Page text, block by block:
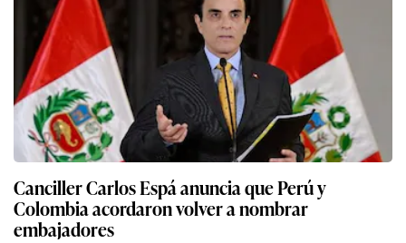
Canciller Carlos Espá anuncia que Perú y
Colombia acordaron volver a nombrar
embajadores